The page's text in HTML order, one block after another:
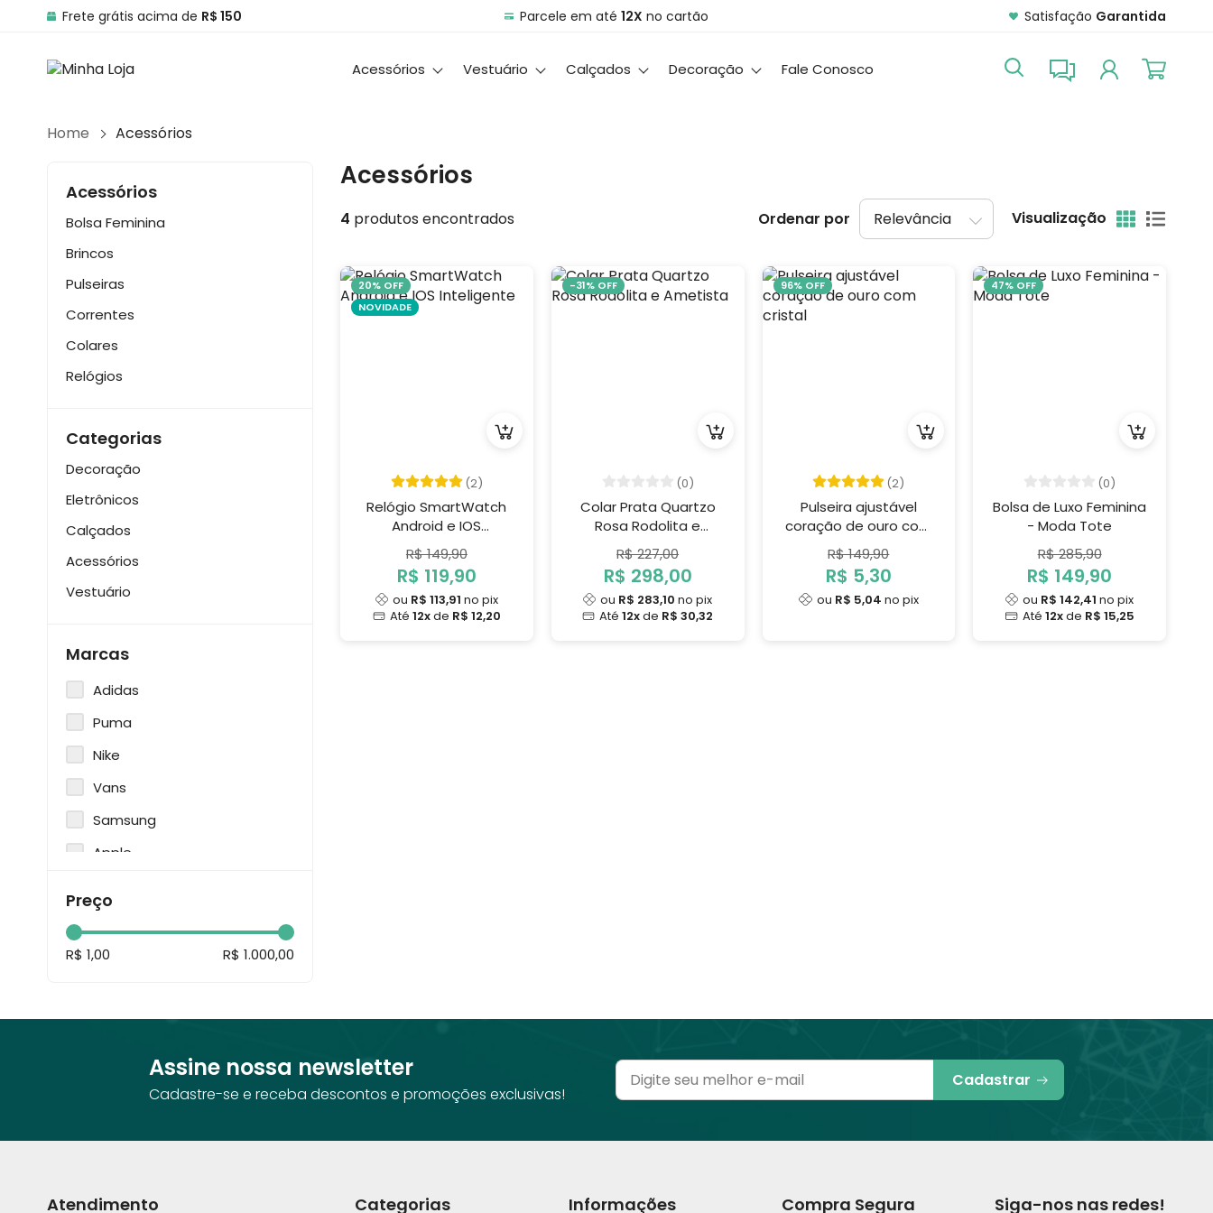
Frete grátis acima de R$ 150 Parcele em até 12X no cartão Satisfação Garantida
Acessórios Vestuário Calçados Decoração Fale Conosco
Home Acessórios
Acessórios
Bolsa Feminina
Brincos
Pulseiras
Correntes
Colares
Relógios
Categorias
Decoração
Eletrônicos
Calçados
Acessórios
Vestuário
Marcas
Adidas
Puma
Nike
Vans
Samsung
Apple
Preço
R$ 1,00 R$ 1.000,00
Acessórios
4 produtos encontrados Ordenar por Visualização
20% OFF
NOVIDADE
(2)
Relógio SmartWatch
Android e IOS
Inteligente
R$ 149,90
R$ 119,90
ou R$ 113,91 no pix
Até12xde R$ 12,20
-31% OFF
(0)
Colar Prata Quartzo
Rosa Rodolita e
Ametista
R$ 227,00
R$ 298,00
ou R$ 283,10 no pix
Até12xde R$ 30,32
96% OFF
(2)
Pulseira ajustável
coração de ouro com
cristal
R$ 149,90
R$ 5,30
ou R$ 5,04 no pix
47% OFF
(0)
Bolsa de Luxo Feminina
- Moda Tote
R$ 285,90
R$ 149,90
ou R$ 142,41 no pix
Até 12xde R$ 15,25
Assine nossa newsletter
Cadastre-se e receba descontos e promoções exclusivas!
Cadastrar
Categorias Informações Compra Segura
Atendimento Siga-nos nas redes!